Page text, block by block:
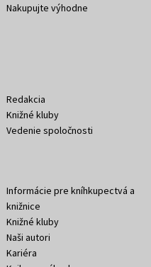
Nakupujte výhodne
Redakcia
Knižné kluby
Vedenie spoločnosti
Informácie pre kníhkupectvá a
knižnice
Knižné kluby
Naši autori
Kariéra